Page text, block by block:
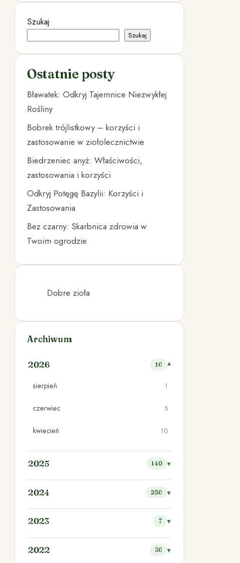
Szukaj
Szukaj
Ostatnie posty
Bławatek: Odkryj Tajemnice Niezwykłej
Rośliny
Bobrek trójlistkowy – korzyści i
zastosowanie w ziołolecznictwie
Biedrzeniec anyż: Właściwości,
zastosowania i korzyści
Odkryj Potęgę Bazylii: Korzyści i
Zastosowania
Bez czarny: Skarbnica zdrowia w
Twoim ogrodzie
Dobre zioła
Archiwum
2026 16
sierpień 1
czerwiec 5
kwiecień 10
2025 140
2024 256
2023 7
2022 36